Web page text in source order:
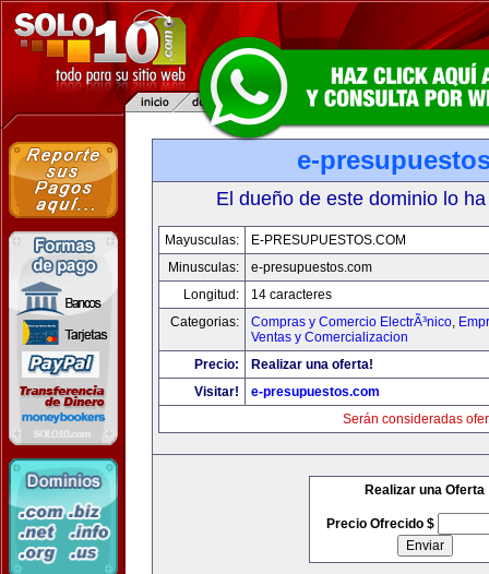
e-
El dueño de este dominio lo
Mayusculas:
E-PRESUPUESTOS.COM
Minusculas:
e-presupuestos.com
Longitud:
14 caracteres
Categorias:
Compras y Comercio ElectrÃ³nico,
Ventas y Comercializacion
Precio:
Realizar una oferta!
Visitar!
e-presupuestos.com
Serán consideradas
Realizar una Oferta
Precio Ofrecido $